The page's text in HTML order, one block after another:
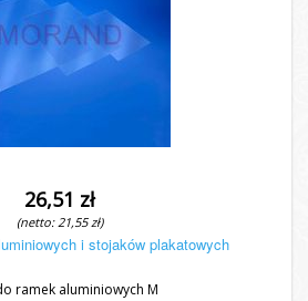
26,51 zł
(netto: 21,55 zł)
i stojaków plakatowych
ramek aluminiowych M